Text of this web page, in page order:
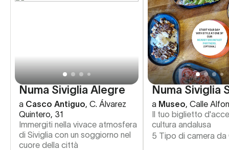
Numa Siviglia Alegre
a Casco Antiguo C. Álvarez
Quintero, 31
Immergiti nella vivace atmosfera
di Siviglia con un soggiorno nel
cuore della città
Numa Siviglia
a Museo Calle
Il tuo biglietto
cultura andalusa
5 Tipo di camera da